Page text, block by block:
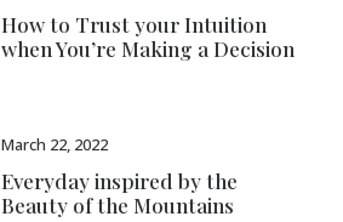
How to Trust your Intuition
when You’re Making a Decision
March 22, 2022
Everyday inspired by the
Beauty of the Mountains